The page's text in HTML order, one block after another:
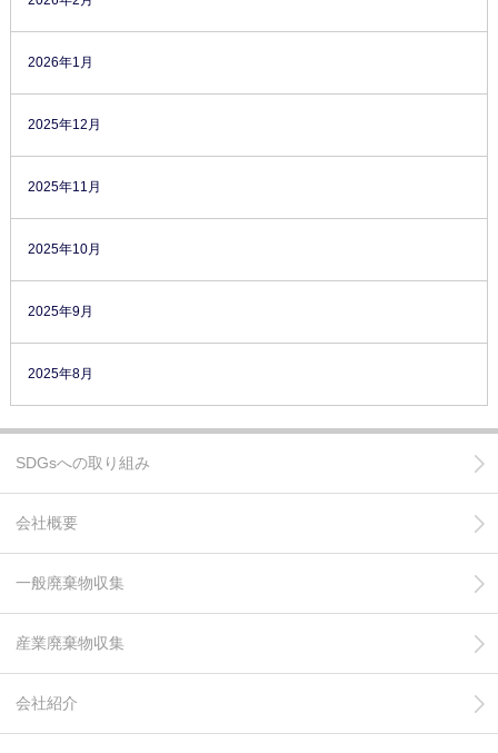
2026年1月
2025年12月
2025年11月
2025年10月
2025年9月
2025年8月
SDGsへの取り組み
会社概要
一般廃棄物収集
産業廃棄物収集
会社紹介